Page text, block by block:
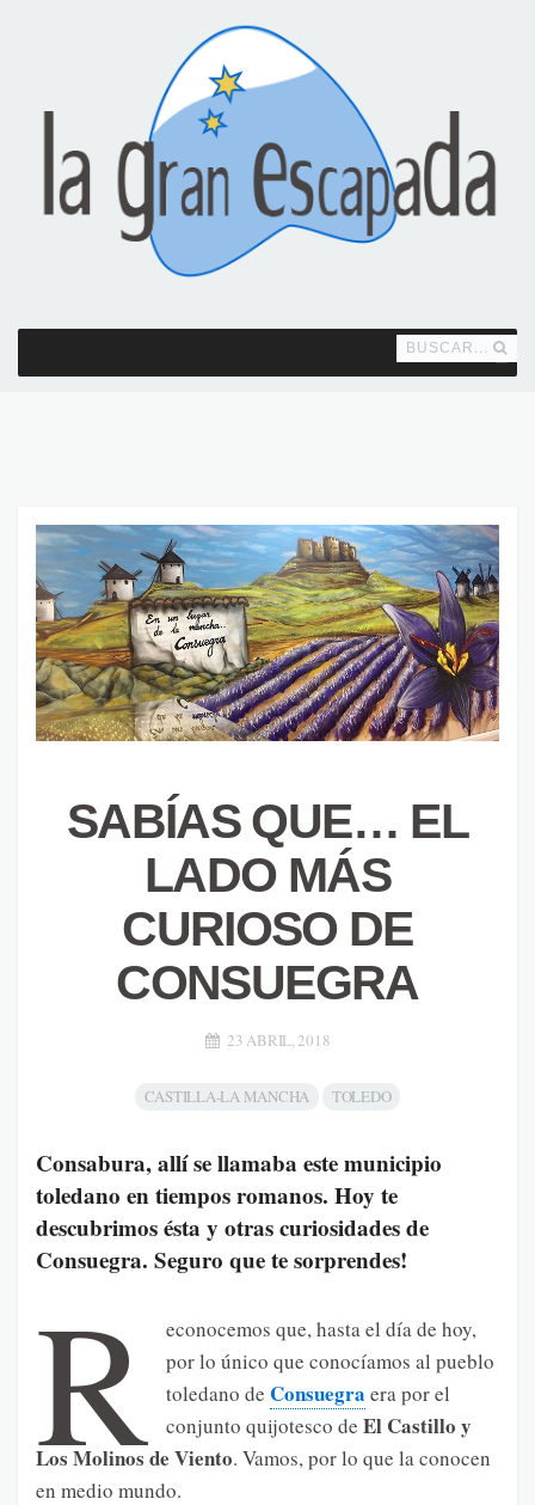
MENU
BUSCAR...
SABÍAS QUE… EL
LADO MÁS
CURIOSO DE
CONSUEGRA
23 ABRIL, 2018
CASTILLA-LA MANCHA TOLEDO
Consabura, allí se llamaba este municipio
toledano en tiempos romanos. Hoy te
descubrimos ésta y otras curiosidades de
Consuegra. Seguro que te sorprendes!
R
econocemos que, hasta el día de hoy,
por lo único que conocíamos al pueblo
toledano deConsuegra era por el
conjunto quijotesco deEl Castillo y
Los Molinos de Viento. Vamos, por lo que la conocen
en medio mundo.